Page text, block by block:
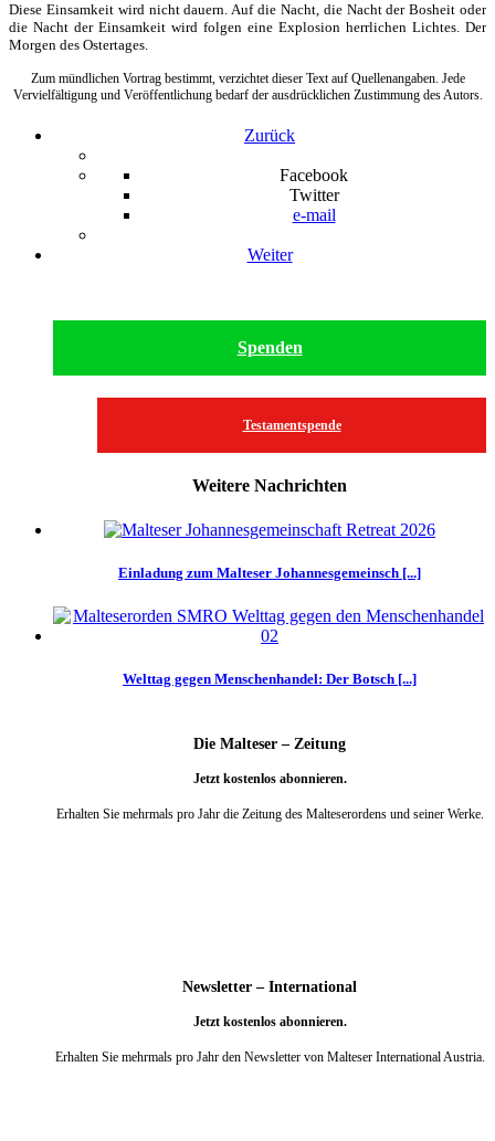
Diese Einsamkeit wird nicht dauern. Auf die Nacht, die Nacht der Bosheit oder
die Nacht der Einsamkeit wird folgen eine Explosion herrlichen Lichtes. Der
Morgen des Ostertages.
Zum mündlichen Vortrag bestimmt, verzichtet dieser Text auf Quellenangaben. Jede
Vervielfältigung und Veröffentlichung bedarf der ausdrücklichen Zustimmung des Autors.
Zurück
Facebook
Twitter
e-mail
Weiter
Spenden
Testamentspende
Weitere Nachrichten
Einladung zum Malteser Johannesgemeinsch [...]
Welttag gegen Menschenhandel: Der Botsch [...]
Die Malteser – Zeitung
Jetzt kostenlos abonnieren.
Erhalten Sie mehrmals pro Jahr die Zeitung des Malteserordens und seiner Werke.
Newsletter – International
Jetzt kostenlos abonnieren.
Erhalten Sie mehrmals pro Jahr den Newsletter von Malteser International Austria.